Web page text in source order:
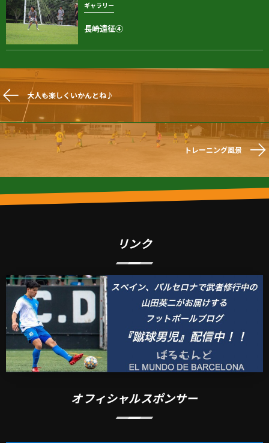
ギャラリー
長崎遠征④
大人も楽しくいかんとね♪
トレーニング風景
リンク
オフィシャルスポンサー